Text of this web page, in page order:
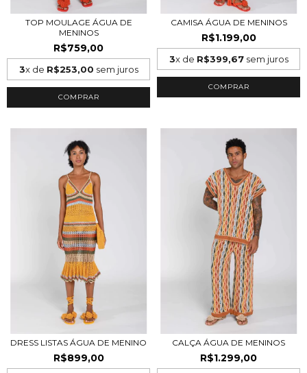
TOP MOULAGE ÁGUA DE
MENINOS
R$759,00
3x de R$253,00 sem juros
COMPRAR
CAMISA ÁGUA DE MENINOS
R$1.199,00
3x de R$399,67sem juros
COMPRAR
DRESS LISTAS ÁGUA DE MENINO
R$899,00
CALÇA ÁGUA DE MENINOS
R$1.299,00